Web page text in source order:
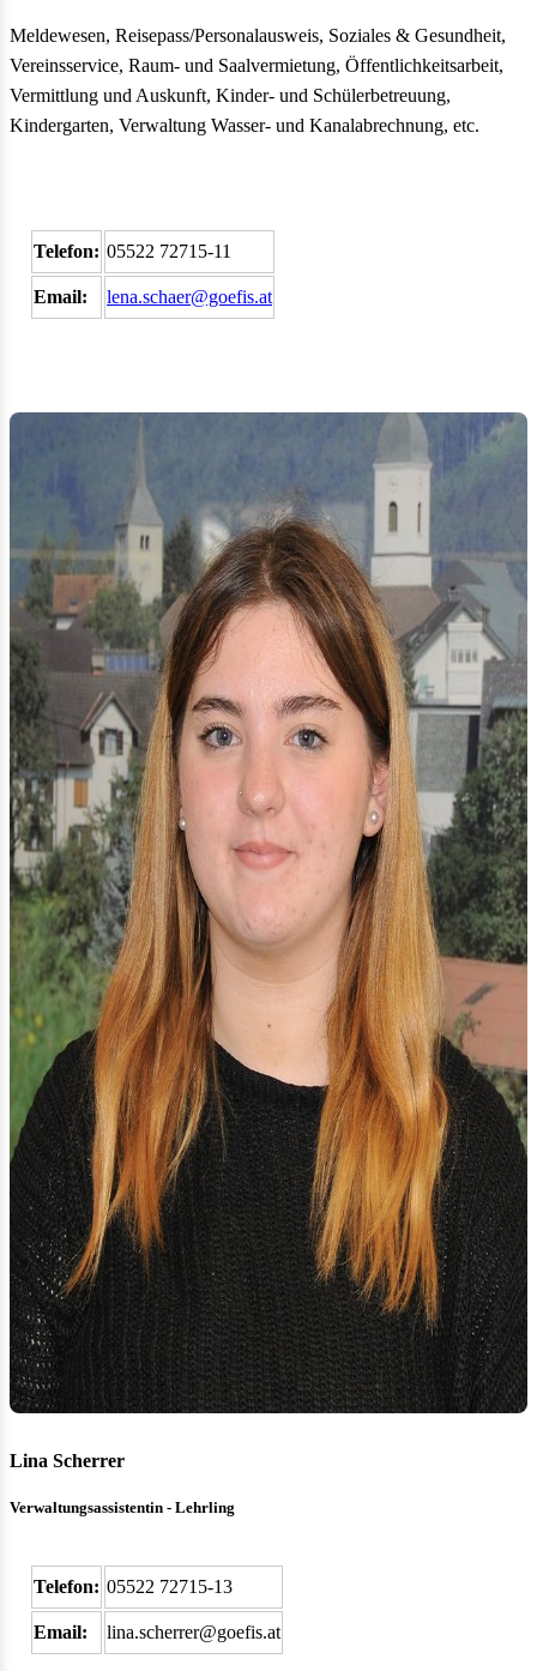
Meldewesen, Reisepass/Personalausweis, Soziales & Gesundheit,
Vereinsservice, Raum- und Saalvermietung, Öffentlichkeitsarbeit,
Vermittlung und Auskunft, Kinder- und Schülerbetreuung,
Kindergarten, Verwaltung Wasser- und Kanalabrechnung, etc.
Telefon: 05522 72715-11
Email: lena.schaer@goefis.at
Lina Scherrer
Verwaltungsassistentin - Lehrling
Telefon: 05522 72715-13
Email: lina.scherrer@goefis.at